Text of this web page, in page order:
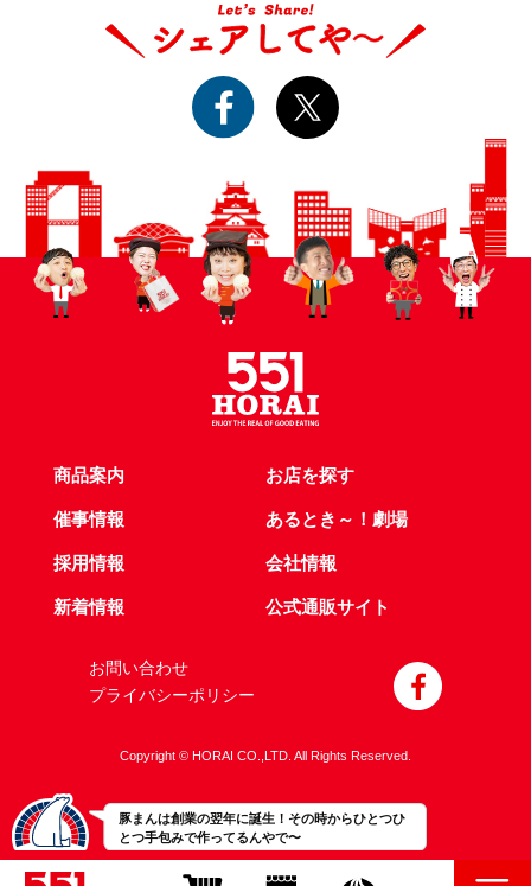
豚まんは創業の翌年に誕生！その時からひとつひ
とつ手包みで作ってるんやで〜
商品案内 お店を探す
催事情報 あるとき～！劇場
採用情報 会社情報
新着情報 公式通販サイト
お問い合わせ
プライバシーポリシー
Copyright © HORAI CO.,LTD. All Rights Reserved.